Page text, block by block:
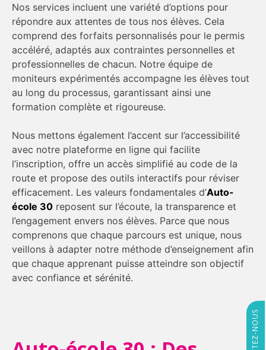
Nos services incluent une variété d’options pour
répondre aux attentes de tous nos élèves. Cela
comprend des forfaits personnalisés pour le permis
accéléré, adaptés aux contraintes personnelles et
professionnelles de chacun. Notre équipe de
moniteurs expérimentés accompagne les élèves tout
au long du processus, garantissant ainsi une
formation complète et rigoureuse.
Nous mettons également l’accent sur l’accessibilité
avec notre plateforme en ligne qui facilite
l’inscription, offre un accès simplifié au code de la
route et propose des outils interactifs pour réviser
efficacement. Les valeurs fondamentales d’Auto-
école 30 reposent sur l’écoute, la transparence et
l’engagement envers nos élèves. Parce que nous
comprenons que chaque parcours est unique, nous
veillons à adapter notre méthode d’enseignement afin
que chaque apprenant puisse atteindre son objectif
avec confiance et sérénité.